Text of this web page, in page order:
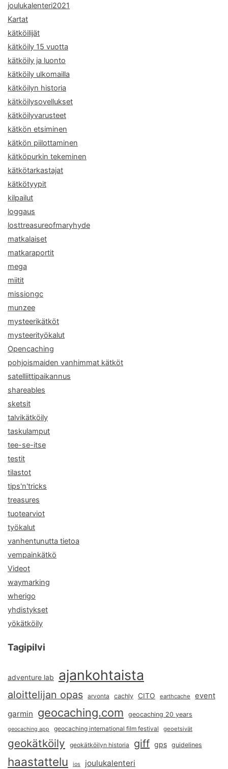
joulukalenteri2021
Kartat
kätköilijät
kätköily 15 vuotta
kätköily ja luonto
kätköily ulkomailla
kätköilyn historia
kätköilysovellukset
kätköilyvarusteet
kätkön etsiminen
kätkön piilottaminen
kätköpurkin tekeminen
kätkötarkastajat
kätkötyypit
kilpailut
loggaus
losttreasureofmaryhyde
matkalaiset
matkaraportit
mega
miitit
missiongc
munzee
mysteerikätköt
mysteerityökalut
Opencaching
pohjoismaiden vanhimmat kätköt
satelliittipaikannus
shareables
sketsit
talvikätköily
taskulamput
tee-se-itse
testit
tilastot
tips'n'tricks
treasures
tuotearviot
työkalut
vanhentunutta tietoa
vempainkätkö
Videot
waymarking
wherigo
yhdistykset
yökätköily
Tagipilvi
adventure lab ajankohtaista
aloittelijan opas arvonta cachly CITO earthcache event
garmin geocaching.com geocaching 20 years
geocaching app geocaching international film festival geoetsivät
geokätköily geokätköilyn historia giff gps guidelines
haastattelu ios joulukalenteri